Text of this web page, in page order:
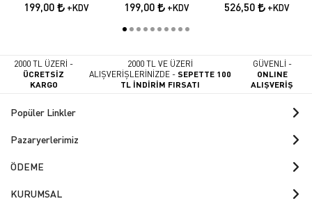
199,00 +KDV 199,00 +KDV 526,50 +KDV
2000 TL ÜZERİ -
ÜCRETSİZ
KARGO
2000 TL VE ÜZERİ
ALIŞVERİŞLERİNİZDE -SEPETTE 100
TL İNDİRİM FIRSATI
GÜVENLİ -
ONLINE
ALIŞVERİŞ
Popüler Linkler
Pazaryerlerimiz
ÖDEME
KURUMSAL